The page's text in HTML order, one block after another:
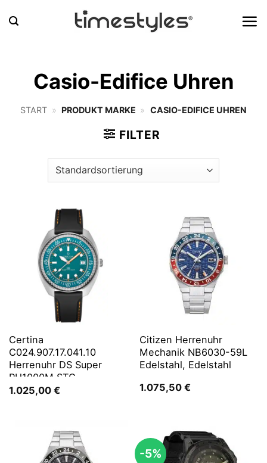
Inhalt
Casio-Edifice Uhren
START » PRODUKT MARKE » CASIO-EDIFICE UHREN
FILTER
Certina
C024.907.17.041.10
Herrenuhr DS Super
PH1000M STC
1.025,00 €
Citizen Herrenuhr
Mechanik NB6030-59L
Edelstahl, Edelstahl
1.075,50 €
-5%